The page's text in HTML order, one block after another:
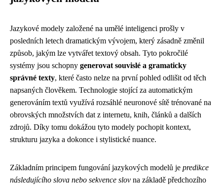
Jazykové modely založené na umělé inteligenci prošly v
posledních letech dramatickým vývojem, který zásadně změnil
způsob, jakým lze vytvářet textový obsah. Tyto pokročilé
systémy jsou schopny generovat souvislé a gramaticky
správné texty, které často nelze na první pohled odlišit od těch
napsaných člověkem. Technologie stojící za automatickým
generováním textů využívá rozsáhlé neuronové sítě trénované na
obrovských množstvích dat z internetu, knih, článků a dalších
zdrojů. Díky tomu dokážou tyto modely pochopit kontext,
strukturu jazyka a dokonce i stylistické nuance.
Základním principem fungování jazykových modelů je predikce
následujícího slova nebo sekvence slov na základě předchozího